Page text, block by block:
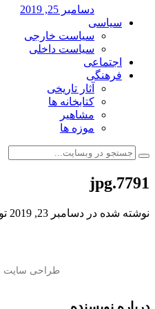
دسامبر 25, 2019
سیاسی
سیاست خارجی
سیاست داخلی
اجتماعی
فرهنگی
آثار تاریخی
کتابخانه ها
مشاهیر
موزه ها
7791.jpg
نوشته شده در دسامبر 23, 2019